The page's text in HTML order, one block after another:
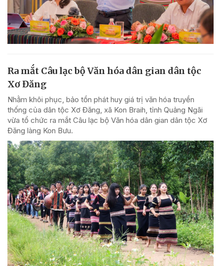
Ra mắt Câu lạc bộ Văn hóa dân gian dân tộc
Xơ Đăng
Nhằm khôi phục, bảo tồn phát huy giá trị văn hóa truyền
thống của dân tộc Xơ Đăng, xã Kon Braih, tỉnh Quảng Ngãi
vừa tổ chức ra mắt Câu lạc bộ Văn hóa dân gian dân tộc Xơ
Đăng làng Kon Bưu.